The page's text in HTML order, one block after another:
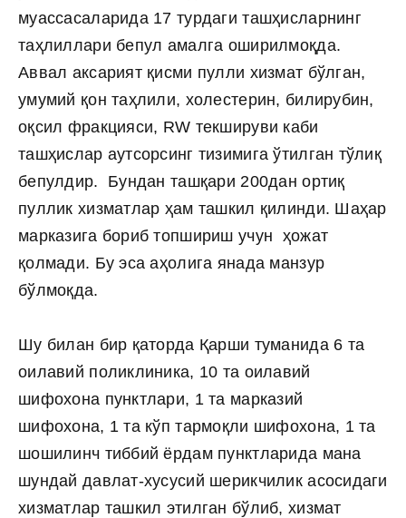
муассасаларида 17 турдаги ташҳисларнинг
таҳлиллари бепул амалга оширилмоқда.
Аввал аксарият қисми пулли хизмат бўлган,
умумий қон таҳлили, холестерин, билирубин,
оқсил фракцияси, RW текшируви каби
ташҳислар аутсорсинг тизимига ўтилган тўлиқ
бепулдир. Бундан ташқари 200дан ортиқ
пуллик хизматлар ҳам ташкил қилинди. Шаҳар
марказига бориб топшириш учун ҳожат
қолмади. Бу эса аҳолига янада манзур
бўлмоқда.
Шу билан бир қаторда Қарши туманида 6 та
оилавий поликлиника, 10 та оилавий
шифохона пунктлари, 1 та марказий
шифохона, 1 та кўп тармоқли шифохона, 1 та
шошилинч тиббий ёрдам пунктларида мана
шундай давлат-хусусий шерикчилик асосидаги
хизматлар ташкил этилган бўлиб, хизмат